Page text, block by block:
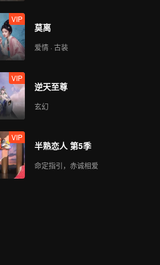
VIP
莫离
爱情 · 古装
VIP
逆天至尊
玄幻
VIP
半熟恋人 第5季
命定指引，赤诚相爱